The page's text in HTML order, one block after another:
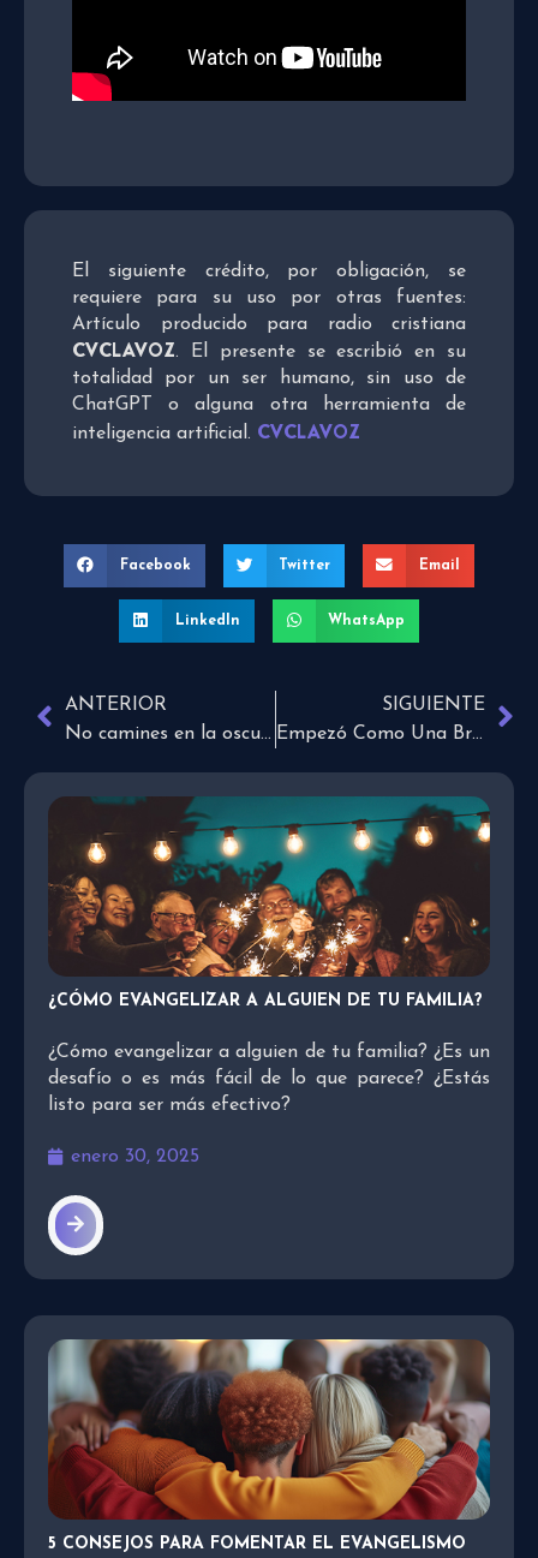
El siguiente crédito, por obligación, se
requiere para su uso por otras fuentes:
Artículo producido para radio cristiana
CVCLAVOZ. El presente se escribió en su
totalidad por un ser humano, sin uso de
ChatGPT o alguna otra herramienta de
inteligencia artificial. CVCLAVOZ
Facebook Twitter Email
LinkedIn WhatsApp
ANTERIOR
No camines en la oscuridad
SIGUIENTE
Empezó Como Una Broma, Pero Lo Que Pasa Después Realmente Te Sorprenderá
¿CÓMO EVANGELIZAR A ALGUIEN DE TU FAMILIA?
¿Cómo evangelizar a alguien de tu familia? ¿Es un
desafío o es más fácil de lo que parece? ¿Estás
listo para ser más efectivo?
enero 30, 2025
5 CONSEJOS PARA FOMENTAR EL EVANGELISMO